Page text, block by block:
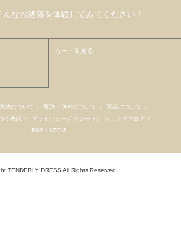
なお洒落を体験してみてください！
カートを見る
法について / 配送・送料について / 返品について /
く表記 / プライバシーポリシー / / ショップブログ /
RSS / ATOM
TENDERLY DRESS All Rights Reserved.